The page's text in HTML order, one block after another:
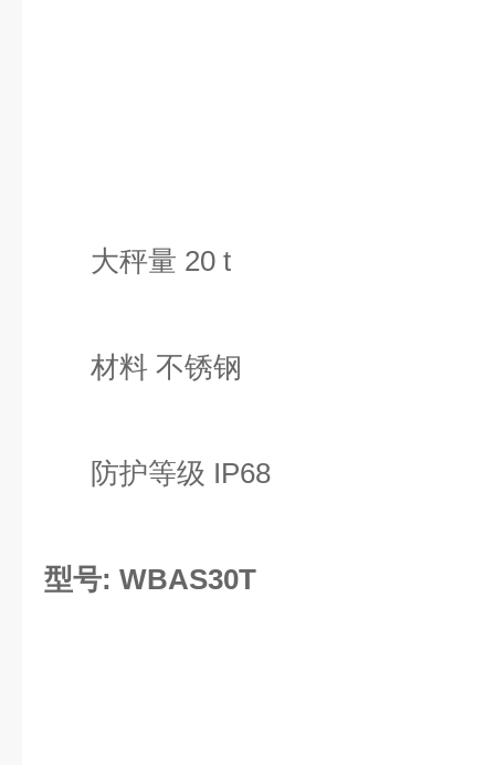
大秤量 20 t
材料 不锈钢
防护等级 IP68
型号: WBAS30T